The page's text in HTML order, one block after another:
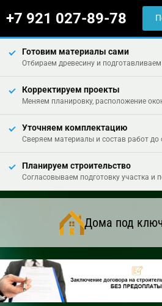
+7 921 027-89-78
Готовим материалы сами
Отбираем древесину и
Корректируем проекты
Меняем планировку, расположение
Уточняем комплектацию
Сверяем материалы и состав работ до
Планируем строительство
Согласовываем подготовку участка и
Дома под